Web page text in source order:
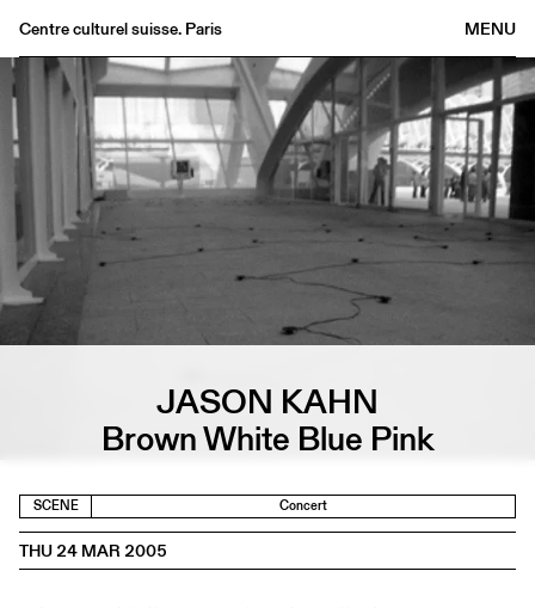
MENU
Centre culturel suisse. Paris
Agenda
Bookshop
Medias
Publications
About
FR/EN
JASON KAHN
Brown White Blue Pink
SCENE Concert
THU 24 MAR 2005